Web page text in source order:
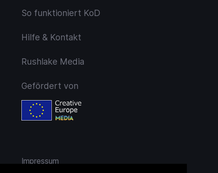
So funktioniert KoD
Hilfe & Kontakt
Rushlake Media
Gefördert von
Impressum